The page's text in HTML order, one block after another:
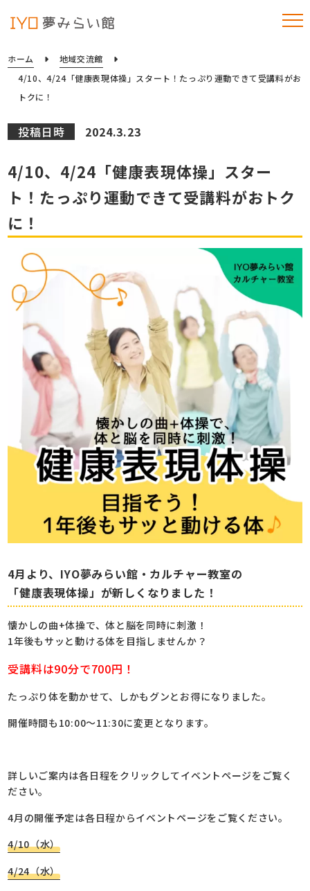
ホーム
地域交流館
4/10、4/24「健康表現体操」スタート！たっぷり運動できて受講料がお
トクに！
投稿日時 2024.3.23
4/10、4/24「健康表現体操」スター
ト！たっぷり運動できて受講料がおトク
に！
4月より、IYO夢みらい館・カルチャー教室の
「健康表現体操」が新しくなりました！
懐かしの曲+体操で、体と脳を同時に刺激！
1年後もサッと動ける体を目指しませんか？
受講料は90分で700円！
たっぷり体を動かせて、しかもグンとお得になりました。
開催時間も10:00～11:30に変更となります。
詳しいご案内は各日程をクリックしてイベントページをご覧く
ださい。
4月の開催予定は各日程からイベントページをご覧ください。
4/10（水）
4/24（水）